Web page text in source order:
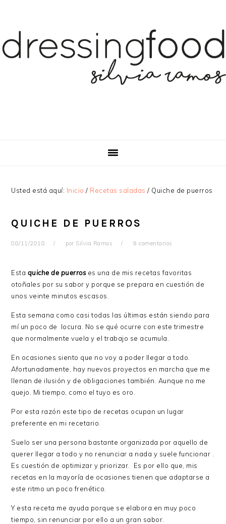
navegación
principal
principal
barra
lateral
Usted está aquí: Inicio / Recetas saladas / Quiche de puerros
QUICHE DE PUERROS
08/11/2018 por Silvia Ramos 9 comentarios
Esta quiche de puerros es una de mis recetas favoritas
otoñales por su sabor y porque se prepara en cuestión de
unos veinte minutos escasos.
Esta semana como casi todas las últimas están siendo para
mí un poco de locura. No se qué ocurre con este trimestre
que normalmente vuela y el trabajo se acumula.
En ocasiones siento que no voy a poder llegar a todo.
Afortunadamente, hay nuevos proyectos en marcha que me
llenan de ilusión y de obligaciones también. Aunque no me
quejo. Mi tiempo, como el tuyo es oro.
Por esta razón este tipo de recetas ocupan un lugar
preferente en mi recetario.
Suelo ser una persona bastante organizada por aquello de
querer llegar a todo y no renunciar a nada y suele funcionar .
Es cuestión de optimizar y priorizar. Es por ello que, mis
recetas en la mayoría de ocasiones tienen que adaptarse a
este ritmo un poco frenético.
Y esta receta me ayuda porque se elabora en muy poco
tiempo, sin renunciar por ello a un gran sabor.